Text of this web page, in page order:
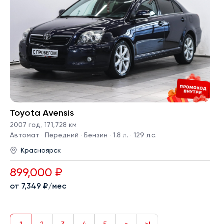
Toyota Avensis
2007 год, 171,728 км
Автомат · Передний · Бензин · 1.8 л. · 129 л.с.
Красноярск
899,000 ₽
от 7,349 ₽/мес